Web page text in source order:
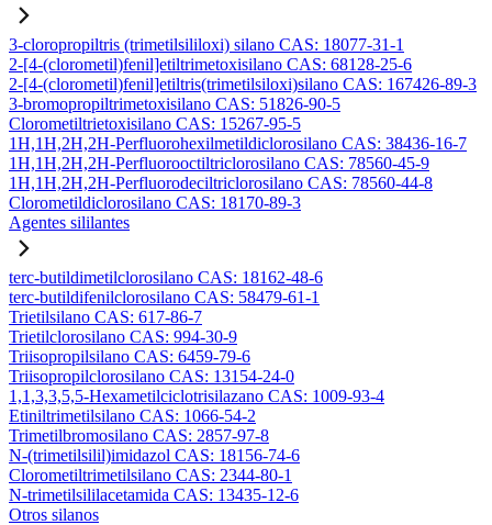
3-cloropropiltris (trimetilsililoxi) silano CAS: 18077-31-1
2-[4-(clorometil)fenil]etiltrimetoxisilano CAS: 68128-25-6
2-[4-(clorometil)fenil]etiltris(trimetilsiloxi)silano CAS: 167426-89-3
3-bromopropiltrimetoxisilano CAS: 51826-90-5
Clorometiltrietoxisilano CAS: 15267-95-5
1H,1H,2H,2H-Perfluorohexilmetildiclorosilano CAS: 38436-16-7
1H,1H,2H,2H-Perfluorooctiltriclorosilano CAS: 78560-45-9
1H,1H,2H,2H-Perfluorodeciltriclorosilano CAS: 78560-44-8
Clorometildiclorosilano CAS: 18170-89-3
Agentes sililantes
terc-butildimetilclorosilano CAS: 18162-48-6
terc-butildifenilclorosilano CAS: 58479-61-1
Trietilsilano CAS: 617-86-7
Trietilclorosilano CAS: 994-30-9
Triisopropilsilano CAS: 6459-79-6
Triisopropilclorosilano CAS: 13154-24-0
1,1,3,3,5,5-Hexametilciclotrisilazano CAS: 1009-93-4
Etiniltrimetilsilano CAS: 1066-54-2
Trimetilbromosilano CAS: 2857-97-8
N-(trimetilsilil)imidazol CAS: 18156-74-6
Clorometiltrimetilsilano CAS: 2344-80-1
N-trimetilsililacetamida CAS: 13435-12-6
Otros silanos